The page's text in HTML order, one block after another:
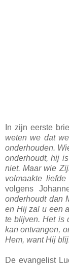
In zijn eerste
weten we dat
onderhouden.
onderhoudt, hij
niet. Maar wie
volmaakte liefde
volgens
onderhoudt dan
en Hij zal u een
te blijven. Het is
kan ontvangen,
Hem, want Hij
De evangelist